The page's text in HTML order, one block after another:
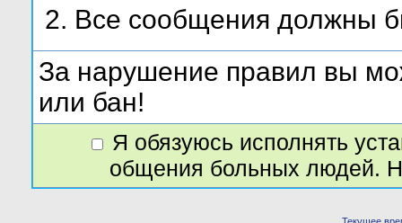
Все сообщения должны
За нарушение правил вы
или бан!
Я обязуюсь исполнять
общения больных людей.